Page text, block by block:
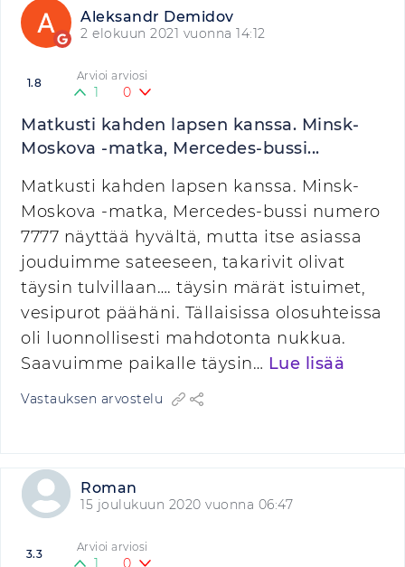
Aleksandr Demidov
2 elokuun 2021 vuonna 14:12
1.8 Arvioi arviosi
1 0
Matkusti kahden lapsen kanssa. Minsk-
Moskova -matka, Mercedes-bussi...
Matkusti kahden lapsen kanssa. Minsk-
Moskova -matka, Mercedes-bussi numero
7777 näyttää hyvältä, mutta itse asiassa
jouduimme sateeseen, takarivit olivat
täysin tulvillaan…. täysin märät istuimet,
vesipurot päähäni. Tällaisissa olosuhteissa
oli luonnollisesti mahdotonta nukkua.
Saavuimme paikalle täysin… Lue lisää
Vastauksen arvostelu
Roman
15 joulukuun 2020 vuonna 06:47
3.3 Arvioi arviosi
1 0